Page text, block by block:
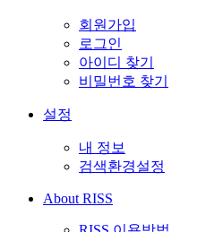
회원가입
로그인
아이디 찾기
비밀번호 찾기
설정
내 정보
검색환경설정
About RISS